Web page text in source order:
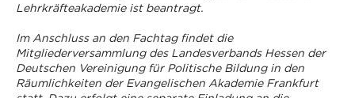
Lehrkräfteakademie ist beantragt.
Im Anschluss an den Fachtag findet die
Mitgliederversammlung des Landesverbands Hessen der
Deutschen Vereinigung für Politische Bildung in den
Räumlichkeiten der Evangelischen Akademie Frankfurt